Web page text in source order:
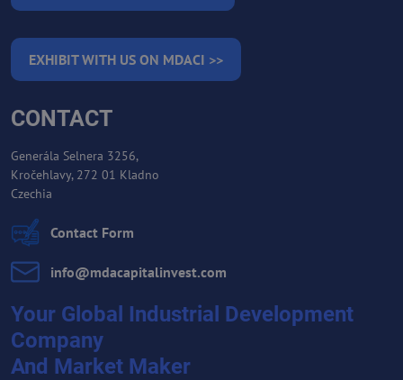
EXHIBIT WITH US ON MDACI >>
CONTACT
Generála Selnera 3256,
Kročehlavy, 272 01 Kladno
Czechia
Contact Form
info​@mdacapitalinvest​.com
Your Global Industrial Development
Company
And Market Maker